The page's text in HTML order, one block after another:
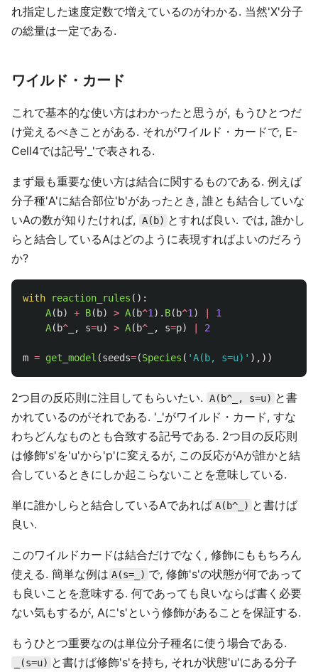
れ指定した速度定数で増えているのがわかる. 当然'X'分子
の総量は一定である.
ワイルド・カード
これで基本的な使い方はわかったと思うが, もうひとつだ
け覚えるべきことがある. それがワイルド・カードで, E-
Cell4では記号'_'で表される.
まず最も重要な使い方は結合に関するものである. 例えば
分子種'A'に結合部位'b'があったとき, 誰とも結合していな
いAの数が知りたければ,
A(b) とすれば良い. では, 誰かし
らと結合しているAはどのように表現すればよいのだろう
か?
with reaction_rules ():
A( b) + B( b) > A( b^1 ). B( b^1 )
1
A( b^ , s=u) > A( b^ , s=p) 2
m = get_model (seeds=(Species ( 'A(b, s=u) ' ),))
2つ目の反応則に注目してもらいたい. A(b^_, s=u) と書
かれているのがそれである. '_'がワイルド・カード, すな
わちどんなものとも合致する記号である. 2つ目の反応則
は修飾's'を'u'から'p'に変えるが, この反応がAが誰かと結
合しているときにしか起こらないことを意味している.
単に誰かしらと結合しているAであれば A(b^_) と書けば
良い.
このワイルドカードは結合だけでなく, 修飾にももちろん
使える. 簡単な例は A(s=_) で, 修飾's'の状態が何であって
も良いことを意味する. 何であっても良いならば書く必要
ない気もするが, Aに's'という修飾があることを保証する.
もうひとつ重要なのは単位分子種名に使う場合である.
_(s=u) と書けば修飾's'を持ち, それが状態'u'にある分子